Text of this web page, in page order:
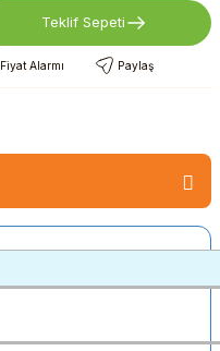
Teklif Sepeti
Fiyat Alarmı Paylaş